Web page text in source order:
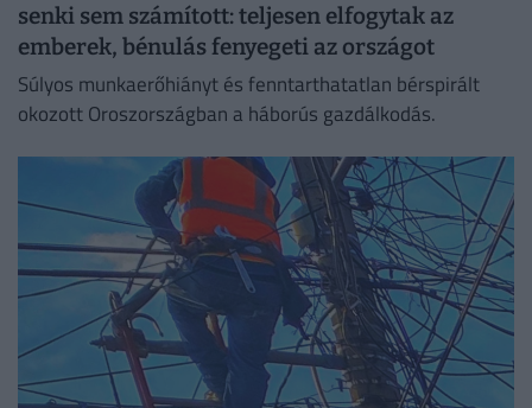
senki sem számított: teljesen elfogytak az
emberek, bénulás fenyegeti az országot
Súlyos munkaerőhiányt és fenntarthatatlan bérspirált
okozott Oroszországban a háborús gazdálkodás.